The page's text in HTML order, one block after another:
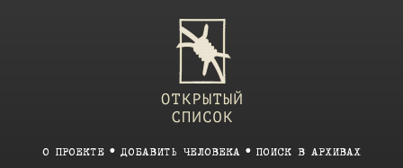
О ПРОЕКТЕ ДОБАВИТЬ ЧЕЛОВЕКА ПОИСК В АРХИВАХ